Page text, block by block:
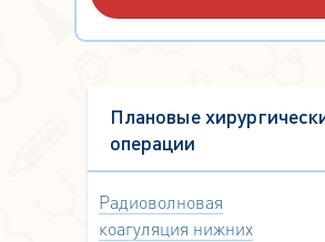
Плановые
операции
Радиоволновая
коагуляция нижних